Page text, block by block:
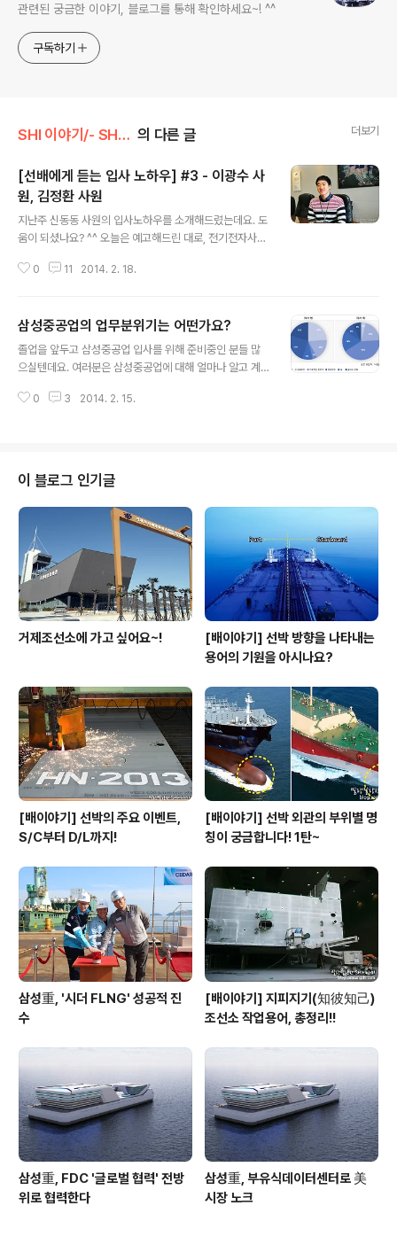
관련된 궁금한 이야기, 블로그를 통해 확인하세요~! ^^
구독하기
SHI 이야기/- SHI 채용 의 다른 글 더보기
[선배에게 듣는 입사 노하우] #3 - 이광수 사
원, 김정환 사원
지난주 신동동 사원의 입사노하우를 소개해드렸는데요. 도
움이 되셨나요? ^^ 오늘은 예고해드린 대로, 전기전자사업
의 이야기를 들려드립니다. "자신의 경험들을 잘 떠올려 보
신입사원으로 입사한 이광수입니다. 현재 전기전자사업부
전력솔루션팀(전력제어)에서 개발업무를 담당하고 있습니
다. 엊그제 입사한 것 같은데 벌써 1년이 지났다는게 신기
'일과 삶의 균형'을 중요하게 생각해요. 사실 삼성이라고 하
0 11 2014. 2. 18.
삼성중공업의 업무분위기는 어떤가요?
졸업을 앞두고 삼성중공업 입사를 위해 준비중인 분들 많
으실텐데요. 여러분은 삼성중공업에 대해 얼마나 알고 계
인'…이런 이미지들을 떠올리는 학생들이 많은데요. 밖에서
가 한데 어우러져 제품을 만드는 업의 특성상 개인의 능력
도 중요하지만, 서로간의 소통능력 즉, 팀워크도 무시할 수
없죠. 대부분 선박건조 프로젝트는 2~3년간 진행되기 때
문에 부서 또는 선후배 간에 탄탄한 유대관계를 맺을 수 있
습니다. 그 밖에 생일파티, 야유회, 봉사활동 등 가족적인
분위기 속에서 서로를 진솔하게 대할 수 ..
0 3 2014. 2. 15.
이 블로그 인기글
거제조선소에 가고 싶어요~!
[배이야기] 선박 방향을 나타내는
용어의 기원을 아시나요?
[배이야기] 선박의 주요 이벤트,
S/C부터 D/L까지!
[배이야기] 선박 외관의 부위별 명
칭이 궁금합니다! 1탄~
삼성重, '시더 FLNG' 성공적 진
수
[배이야기] 지피지기(知彼知己)
조선소 작업용어, 총정리!!
삼성重, FDC '글로벌 협력' 전방
위로 협력한다
삼성重, 부유식데이터센터로 美
시장 노크